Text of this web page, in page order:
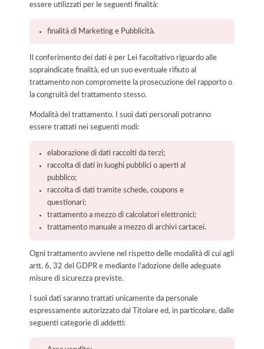
essere utilizzati per le seguenti finalità:
finalità di Marketing e Pubblicità.
Il conferimento dei dati è per Lei facoltativo riguardo alle
sopraindicate finalità, ed un suo eventuale rifiuto al
trattamento non compromette la prosecuzione del rapporto o
la congruità del trattamento stesso.
Modalità del trattamento. I suoi dati personali potranno
essere trattati nei seguenti modi:
elaborazione di dati raccolti da terzi;
raccolta di dati in luoghi pubblici o aperti al
pubblico;
raccolta di dati tramite schede, coupons e
questionari;
trattamento a mezzo di calcolatori elettronici;
trattamento manuale a mezzo di archivi cartacei.
Ogni trattamento avviene nel rispetto delle modalità di cui agli
artt. 6, 32 del GDPR e mediante l'adozione delle adeguate
misure di sicurezza previste.
I suoi dati saranno trattati unicamente da personale
espressamente autorizzato dal Titolare ed, in particolare, dalle
seguenti categorie di addetti: